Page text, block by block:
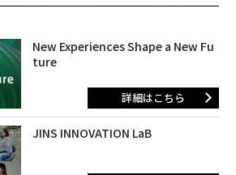
New Experiences Shape a New Fu
ture
詳細はこちら
JINS INNOVATION LaB